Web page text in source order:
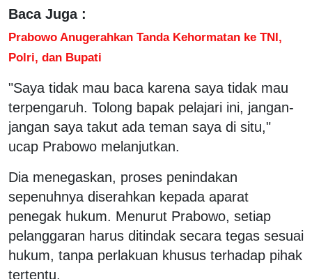
Baca Juga :
Prabowo Anugerahkan Tanda Kehormatan ke TNI,
Polri, dan Bupati
"Saya tidak mau baca karena saya tidak mau
terpengaruh. Tolong bapak pelajari ini, jangan-
jangan saya takut ada teman saya di situ,"
ucap Prabowo melanjutkan.
Dia menegaskan, proses penindakan
sepenuhnya diserahkan kepada aparat
penegak hukum. Menurut Prabowo, setiap
pelanggaran harus ditindak secara tegas sesuai
hukum, tanpa perlakuan khusus terhadap pihak
tertentu.